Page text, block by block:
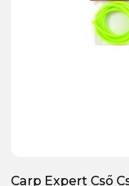
Carp Expert Cső